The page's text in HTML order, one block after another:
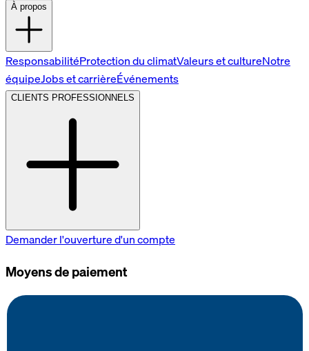
À propos
ResponsabilitéProtection du climatValeurs et cultureNotre
équipeJobs et carrièreÉvénements
CLIENTS PROFESSIONNELS
Demander l'ouverture d'un compte
Moyens de paiement